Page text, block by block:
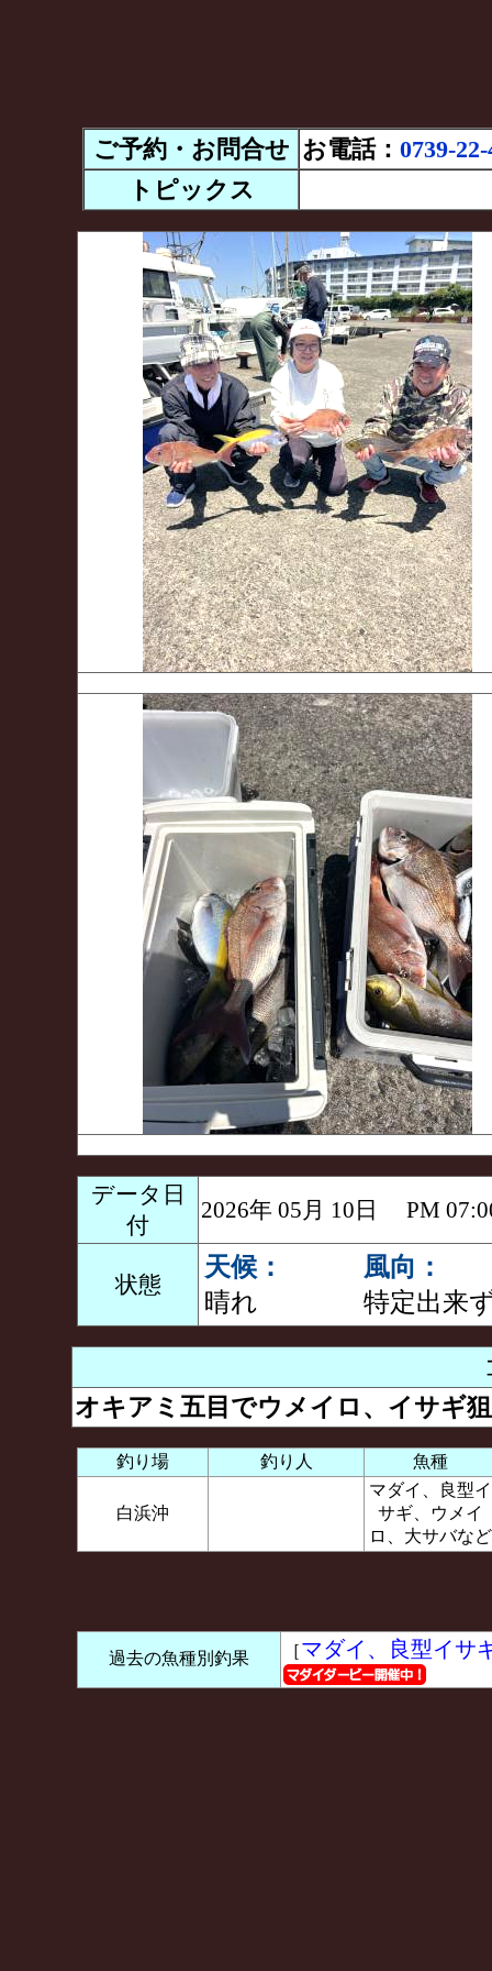
ご予約・お問合せ お電話： 0739-
トピックス
データ日
付
2026年 05月 10日 PM
状態
天候：
晴れ
風向：
特定出来
オキアミ五目でウメイロ、イサギ
釣り場 釣り人 魚種
白浜沖
マダイ、良型イ
サギ、ウメイ
ロ、大サバなど
過去の魚種別釣果 ［マダイ、良型イサ